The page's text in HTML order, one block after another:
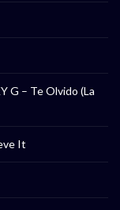
G – Te Olvido (La
It